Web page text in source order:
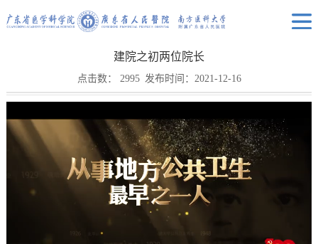
建院之初两位院长
点击数： 2995 发布时间：2021-12-16